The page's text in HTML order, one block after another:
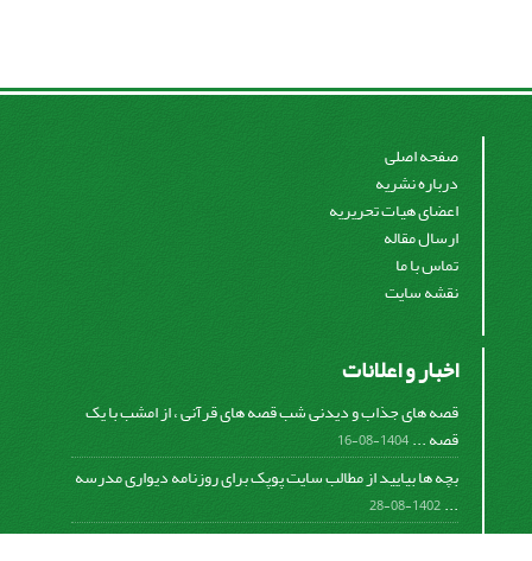
صفحه اصلی
درباره نشریه
اعضای هیات تحریریه
ارسال مقاله
تماس با ما
نقشه سایت
اخبار و اعلانات
قصه های جذاب و دیدنی شب قصه های قرآنی ، از امشب با یک
قصه ...1404-08-16
بچه ها بیایید از مطالب سایت پوپک برای روزنامه دیواری مدرسه
...
1402-08-28